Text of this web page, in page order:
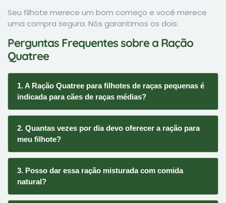
Seu filhote merece um bom começo e você merece
uma compra segura. Nós garantimos os dois.
Perguntas Frequentes sobre a Ração
Quatree
1. A Ração Quatree para filhotes de raças pequenas é
indicada para cães de raças médias?
2. Quantas vezes por dia devo oferecer a ração para
meu filhote?
3. Posso dar essa ração misturada com comida
natural?